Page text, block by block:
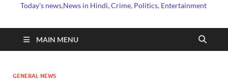
Today's news,News in Hindi, Crime, Politics, Entertainment
MAIN MENU
GENERAL NEWS